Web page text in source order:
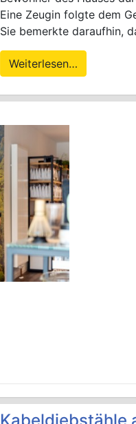
Eine Zeugin folgte dem
Sie bemerkte daraufhin,
Weiterlesen…